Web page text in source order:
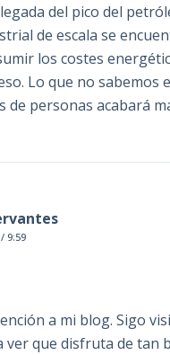
del pico del
de escala se
los costes
Lo que no sabemos
de personas acabará
9:59
a mi blog. Sigo
ver que disfruta de tan